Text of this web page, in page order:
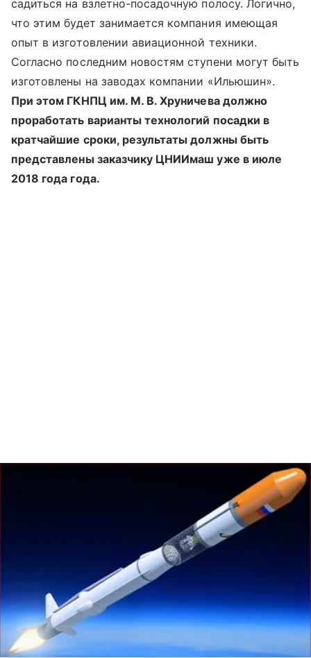
садиться на взлетно-посадочную полосу. Логично,
что этим будет занимается компания имеющая
опыт в изготовлении авиационной техники.
Согласно последним новостям ступени могут быть
изготовлены на заводах компании «Ильюшин».
При этом ГКНПЦ им. М. В. Хруничева должно
проработать варианты технологий посадки в
кратчайшие сроки, результаты должны быть
представлены заказчику ЦНИИмаш уже в июле
2018 года года.